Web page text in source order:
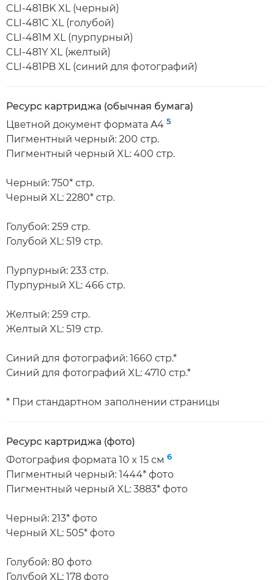
CLI-481BK XL (черный)
CLI-481C XL (голубой)
CLI-481M XL (пурпурный)
CLI-481Y XL (желтый)
CLI-481PB XL (синий для фотографий)
Ресурс картриджа (обычная бумага)
Цветной документ формата A4 5
Пигментный черный: 200 стр.
Пигментный черный XL: 400 стр.
Черный: 750* стр.
Черный XL: 2280* стр.
Голубой: 259 стр.
Голубой XL: 519 стр.
Пурпурный: 233 стр.
Пурпурный XL: 466 стр.
Желтый: 259 стр.
Желтый XL: 519 стр.
Синий для фотографий: 1660 стр.*
Синий для фотографий XL: 4710 стр.*
* При стандартном заполнении страницы
Ресурс картриджа (фото)
Фотография формата 10 x 15 см 6
Пигментный черный: 1444* фото
Пигментный черный XL: 3883* фото
Черный: 213* фото
Черный XL: 505* фото
Голубой: 80 фото
Голубой XL: 178 фото